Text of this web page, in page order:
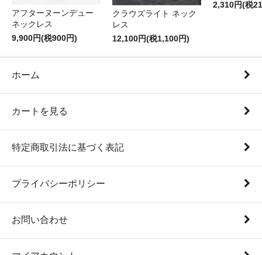
アフターヌーンデュー
ネックレス
9,900円(税900円)
クラウズライト ネック
レス
12,100円(税1,100円)
2,310円(税
ホーム
カートを見る
特定商取引法に基づく表記
プライバシーポリシー
お問い合わせ